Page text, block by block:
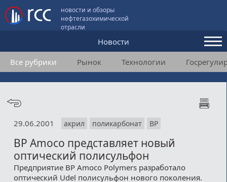
новости и обзоры
нефтегазохимической
отрасли
Новости
Аналитика и мнения
Конференции
Подписка
Пользовательское соглашение
Все рубрики Рынок Технологии
29.06.2001 акрил поликарбонат BP
BP Amoco представляет новый
оптический полисульфон
Предприятие BP Amoco Polymers разработало
оптический Udel полисульфон нового поколения.